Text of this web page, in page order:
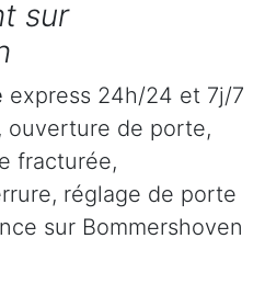
sur
express 24h/24 et 7j/7
ouverture de porte,
fracturée,
réglage de porte
sur Bommershoven